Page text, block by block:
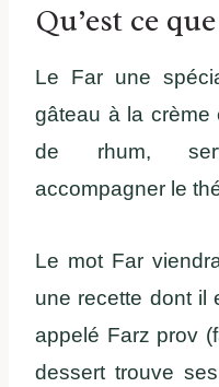
Qu’est ce
Le Far une
gâteau à la crème
de rhum,
accompagner le
Le mot Far
une recette dont il
appelé Farz prov
dessert trouve